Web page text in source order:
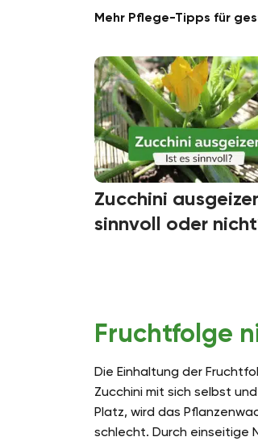
Mehr Pflege-Tipps für
Zucchini
sinnvoll oder
Fruchtfolge
Die Einhaltung der
Zucchini mit sich selbst
Platz, wird das
schlecht. Durch einseitige